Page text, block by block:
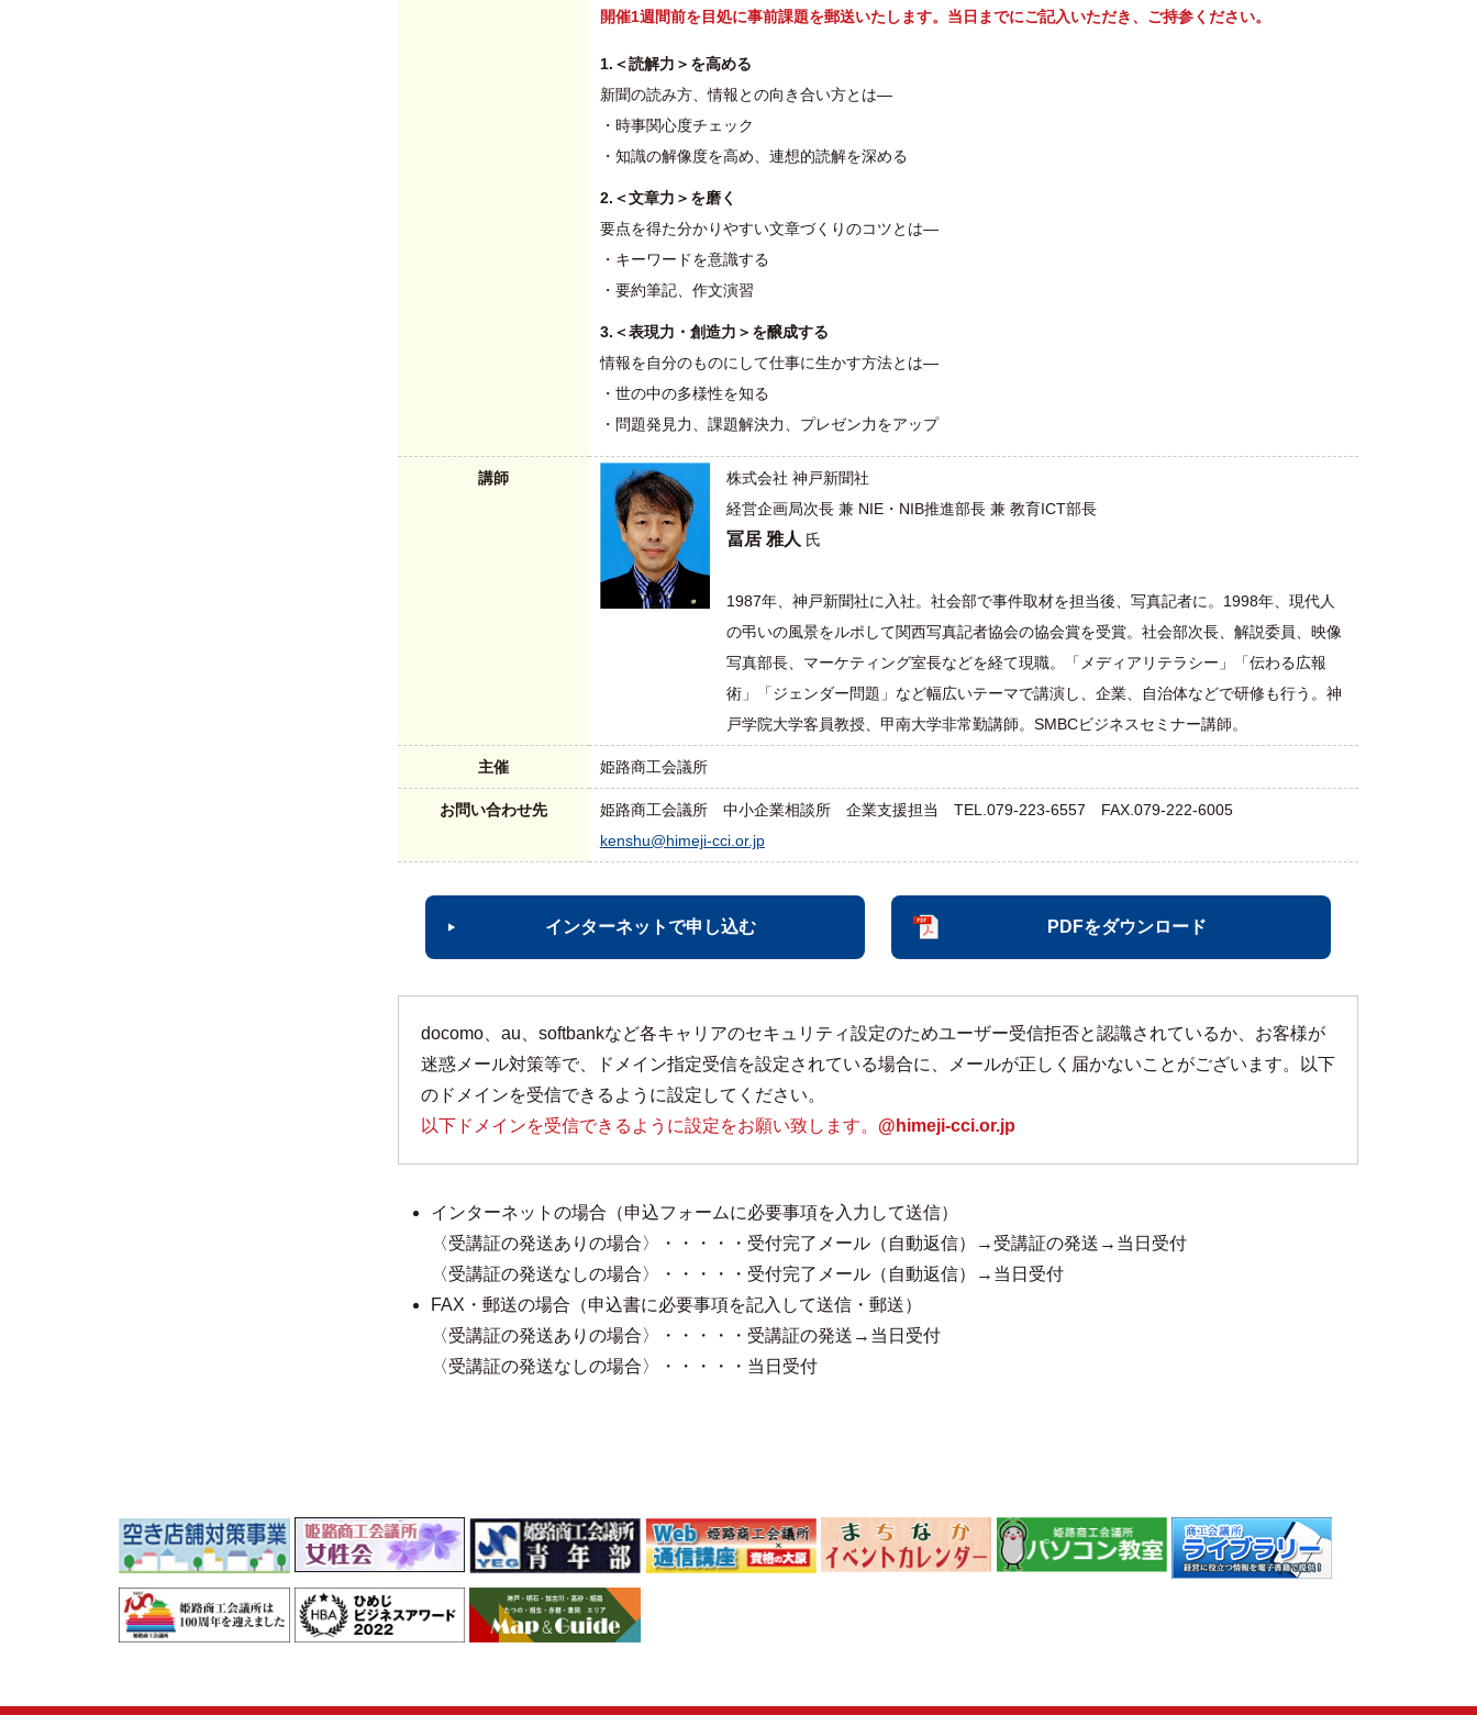
開催1週間前を目処に事前課題を郵送いたします。当日までにご記入いただき、ご持参ください。
1.＜読解力＞を高める
新聞の読み方、情報との向き合い方とは―
・時事関心度チェック
・知識の解像度を高め、連想的読解を深める
2.＜文章力＞を磨く
要点を得た分かりやすい文章づくりのコツとは―
・キーワードを意識する
・要約筆記、作文演習
3.＜表現力・創造力＞を醸成する
情報を自分のものにして仕事に生かす方法とは―
・世の中の多様性を知る
・問題発見力、課題解決力、プレゼン力をアップ
講師
株式会社 神戸新聞社
経営企画局次長 兼 NIE・NIB推進部長 兼 教育ICT部長
冨居 雅人 氏
1987年、神戸新聞社に入社。社会部で事件取材を担当後、写真記者に。1998年、現代人
の弔いの風景をルポして関西写真記者協会の協会賞を受賞。社会部次長、解説委員、映像
写真部長、マーケティング室長などを経て現職。「メディアリテラシー」「伝わる広報
術」「ジェンダー問題」など幅広いテーマで講演し、企業、自治体などで研修も行う。神
戸学院大学客員教授、甲南大学非常勤講師。SMBCビジネスセミナー講師。
主催 姫路商工会議所
お問い合わせ先
姫路商工会議所 中小企業相談所 企業支援担当 TEL.079-223-6557 FAX.079-222-6005
kenshu@himeji-cci.or.jp
インターネットで申し込む PDFをダウンロード
docomo、au、softbankなど各キャリアのセキュリティ設定のためユーザー受信拒否と認識されているか、お客様が
迷惑メール対策等で、ドメイン指定受信を設定されている場合に、メールが正しく届かないことがございます。以下
のドメインを受信できるように設定してください。
以下ドメインを受信できるように設定をお願い致します。 @himeji-cci.or.jp
インターネットの場合（申込フォームに必要事項を入力して送信）
〈受講証の発送ありの場合〉・・・・・受付完了メール（自動返信）→受講証の発送→当日受付
〈受講証の発送なしの場合〉・・・・・受付完了メール（自動返信）→当日受付
FAX・郵送の場合（申込書に必要事項を記入して送信・郵送）
〈受講証の発送ありの場合〉・・・・・受講証の発送→当日受付
〈受講証の発送なしの場合〉・・・・・当日受付